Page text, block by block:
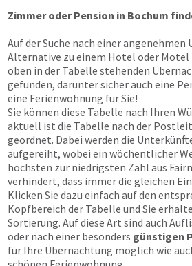
Zimmer oder Pension in Bochum
Auf der Suche nach einer
Alternative zu einem Hotel oder Motel
oben in der Tabelle stehenden
gefunden, darunter sicher auch eine
eine Ferienwohnung für Sie!
Sie können diese Tabelle nach Ihren
aktuell ist die Tabelle nach der
geordnet. Dabei werden die
aufgereiht, wobei ein wöchentlicher
höchsten zur niedrigsten Zahl aus
verhindert, dass immer die gleichen
Klicken Sie dazu einfach auf den
Kopfbereich der Tabelle und Sie
Sortierung. Auf diese Art sind auch
oder nach einer besonders günstigen
für Ihre Übernachtung möglich wie